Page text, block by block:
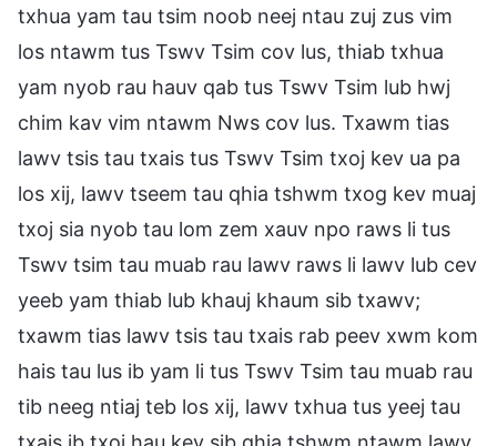
txhua yam tau tsim noob neej ntau zuj zus vim
los ntawm tus Tswv Tsim cov lus, thiab txhua
yam nyob rau hauv qab tus Tswv Tsim lub hwj
chim kav vim ntawm Nws cov lus. Txawm tias
lawv tsis tau txais tus Tswv Tsim txoj kev ua pa
los xij, lawv tseem tau qhia tshwm txog kev muaj
txoj sia nyob tau lom zem xauv npo raws li tus
Tswv tsim tau muab rau lawv raws li lawv lub cev
yeeb yam thiab lub khauj khaum sib txawv;
txawm tias lawv tsis tau txais rab peev xwm kom
hais tau lus ib yam li tus Tswv Tsim tau muab rau
tib neeg ntiaj teb los xij, lawv txhua tus yeej tau